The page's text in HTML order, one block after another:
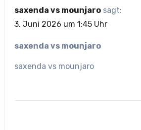
saxenda vs mounjaro sagt:
3. Juni 2026 um 1:45 Uhr
saxenda vs mounjaro
saxenda vs mounjaro